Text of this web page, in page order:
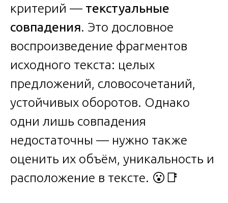
критерий — текстуальные
совпадения. Это дословное
воспроизведение фрагментов
исходного текста: целых
предложений, словосочетаний,
устойчивых оборотов. Однако
одни лишь совпадения
недостаточны — нужно также
оценить их объём, уникальность и
расположение в тексте. 😮📑